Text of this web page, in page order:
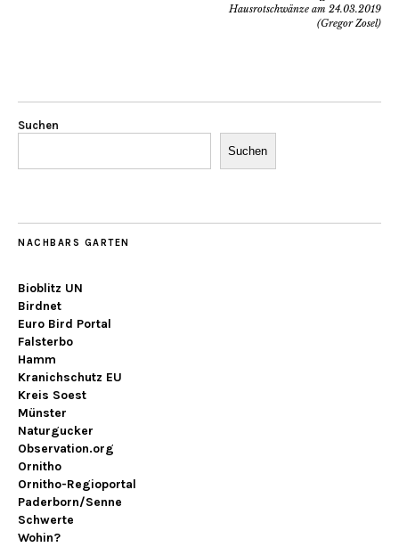
Hausrotschwänze am 24.03.2019
(Gregor Zosel)
Suchen
Suchen
NACHBARS GARTEN
Bioblitz UN
Birdnet
Euro Bird Portal
Falsterbo
Hamm
Kranichschutz EU
Kreis Soest
Münster
Naturgucker
Observation.org
Ornitho
Ornitho-Regioportal
Paderborn/Senne
Schwerte
Wohin?